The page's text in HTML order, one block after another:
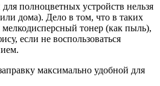
полноцветных устройств нельзя
дома). Дело в том, что в таких
мелкодисперсный тонер (как пыль),
если не воспользоваться
максимально удобной для